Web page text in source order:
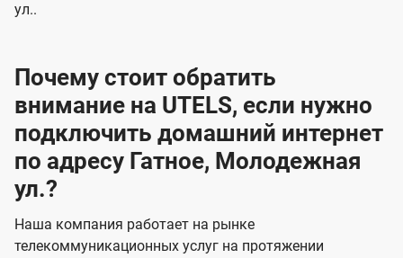
ул..
Почему стоит обратить
внимание на UTELS, если нужно
подключить домашний интернет
по адресу Гатное, Молодежная
ул.?
Наша компания работает на рынке
телекоммуникационных услуг на протяжении